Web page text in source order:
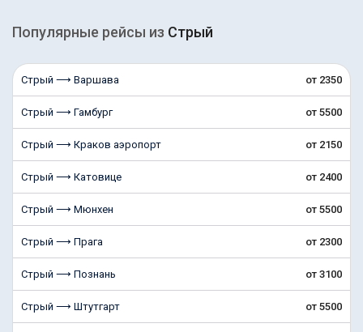
Популярные рейсы из Стрый
Стрый ⟶ Варшава от 2350
Стрый ⟶ Гамбург от 5500
Стрый ⟶ Краков аэропорт от 2150
Стрый ⟶ Катовице от 2400
Стрый ⟶ Мюнхен от 5500
Стрый ⟶ Прага от 2300
Стрый ⟶ Познань от 3100
Стрый ⟶ Штутгарт от 5500